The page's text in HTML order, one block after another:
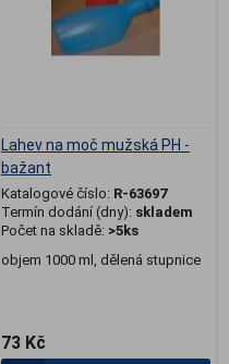
Lahev na moč mužská PH -
bažant
Katalogové číslo: R-63697
Termín dodání (dny): skladem
Počet na skladě: >5ks
objem 1000 ml, dělená stupnice
73 Kč